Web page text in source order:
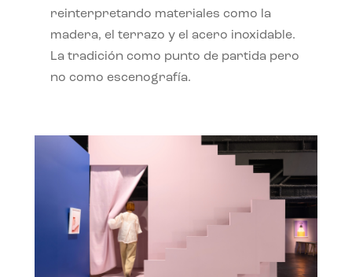
reinterpretando materiales como la
madera, el terrazo y el acero inoxidable.
La tradición como punto de partida pero
no como escenografía.